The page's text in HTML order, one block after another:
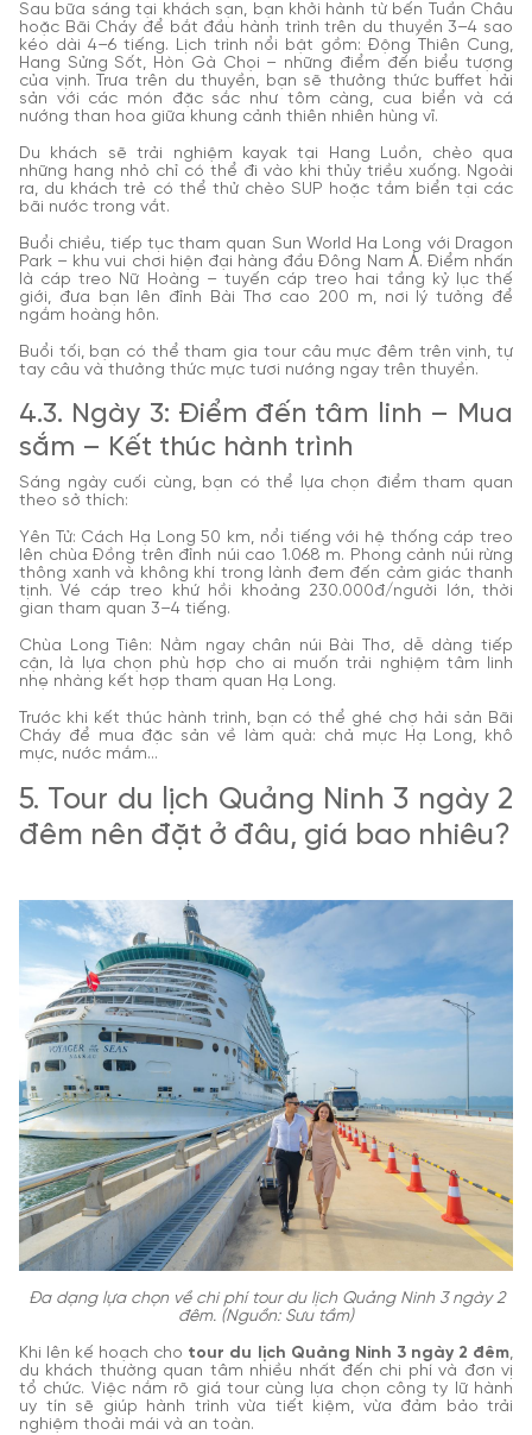
Sau bữa sáng tại khách sạn, bạn khởi hành từ bến Tuần Châu
hoặc Bãi Cháy để bắt đầu hành trình trên du thuyền 3–4 sao
kéo dài 4–6 tiếng. Lịch trình nổi bật gồm: Động Thiên Cung,
Hang Sửng Sốt, Hòn Gà Chọi – những điểm đến biểu tượng
của vịnh. Trưa trên du thuyền, bạn sẽ thưởng thức buffet hải
sản với các món đặc sắc như tôm càng, cua biển và cá
nướng than hoa giữa khung cảnh thiên nhiên hùng vĩ.
Du khách sẽ trải nghiệm kayak tại Hang Luồn, chèo qua
những hang nhỏ chỉ có thể đi vào khi thủy triều xuống. Ngoài
ra, du khách trẻ có thể thử chèo SUP hoặc tắm biển tại các
bãi nước trong vắt.
Buổi chiều, tiếp tục tham quan Sun World Ha Long với Dragon
Park – khu vui chơi hiện đại hàng đầu Đông Nam Á. Điểm nhấn
là cáp treo Nữ Hoàng – tuyến cáp treo hai tầng kỷ lục thế
giới, đưa bạn lên đỉnh Bài Thơ cao 200 m, nơi lý tưởng để
ngắm hoàng hôn.
Buổi tối, bạn có thể tham gia tour câu mực đêm trên vịnh, tự
tay câu và thưởng thức mực tươi nướng ngay trên thuyền.
4.3. Ngày 3: Điểm đến tâm linh – Mua
sắm – Kết thúc hành trình
Sáng ngày cuối cùng, bạn có thể lựa chọn điểm tham quan
theo sở thích:
Yên Tử: Cách Hạ Long 50 km, nổi tiếng với hệ thống cáp treo
lên chùa Đồng trên đỉnh núi cao 1.068 m. Phong cảnh núi rừng
thông xanh và không khí trong lành đem đến cảm giác thanh
tịnh. Vé cáp treo khứ hồi khoảng 230.000đ/người lớn, thời
gian tham quan 3–4 tiếng.
Chùa Long Tiên: Nằm ngay chân núi Bài Thơ, dễ dàng tiếp
cận, là lựa chọn phù hợp cho ai muốn trải nghiệm tâm linh
nhẹ nhàng kết hợp tham quan Hạ Long.
Trước khi kết thúc hành trình, bạn có thể ghé chợ hải sản Bãi
Cháy để mua đặc sản về làm quà: chả mực Hạ Long, khô
mực, nước mắm…
5. Tour du lịch Quảng Ninh 3 ngày 2
đêm nên đặt ở đâu, giá bao nhiêu?
Đa dạng lựa chọn về chi phí tour du lịch Quảng Ninh 3 ngày 2
đêm. (Nguồn: Sưu tầm)
Khi lên kế hoạch cho tour du lịch Quảng Ninh 3 ngày 2 đêm,
du khách thường quan tâm nhiều nhất đến chi phí và đơn vị
tổ chức. Việc nắm rõ giá tour cùng lựa chọn công ty lữ hành
uy tín sẽ giúp hành trình vừa tiết kiệm, vừa đảm bảo trải
nghiệm thoải mái và an toàn.